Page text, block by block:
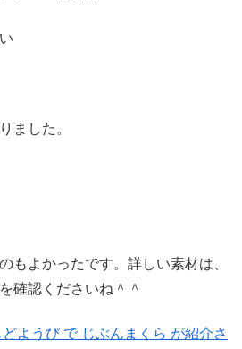
ました。
もよかったです。詳しい素材は、
確認くださいね＾＾
どようび で じぶんまくら が紹介さ